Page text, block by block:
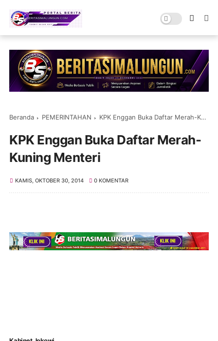
Beranda PEMERINTAHAN KPK Enggan Buka Daftar Merah-Kuning Menteri
KPK Enggan Buka Daftar Merah-
Kuning Menteri
KAMIS, OKTOBER 30, 2014 0 KOMENTAR